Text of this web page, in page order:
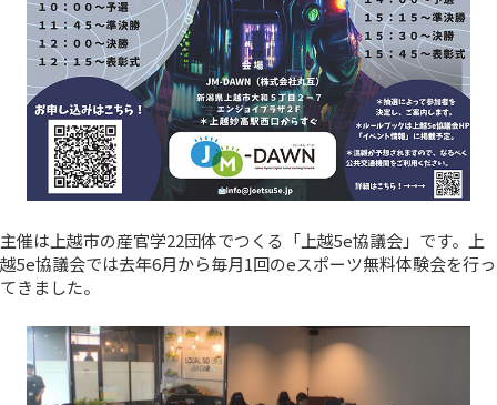
主催は上越市の産官学22団体でつくる「上越5e協議会」です。上
越5e協議会では去年6月から毎月1回のeスポーツ無料体験会を行っ
てきました。